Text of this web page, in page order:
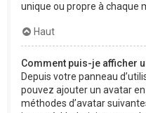
unique ou propre à chaque
Haut
Comment puis-je afficher
Depuis votre panneau
pouvez ajouter un avatar
méthodes d’avatar